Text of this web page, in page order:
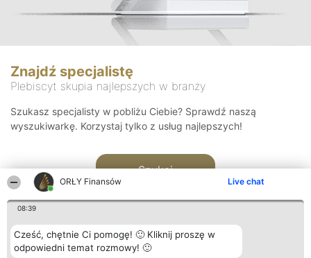
ORŁY Finansów Live chat
08:39
Cześć, chętnie Ci pomogę! 🙂 Kliknij proszę w
odpowiedni temat rozmowy! 🙂
Znajdź specjalistę
Plebiscyt skupia najlepszych w branży
Szukasz specjalisty w pobliżu Ciebie? Sprawdź naszą
wyszukiwarkę. Korzystaj tylko z usług najlepszych!
Szukaj